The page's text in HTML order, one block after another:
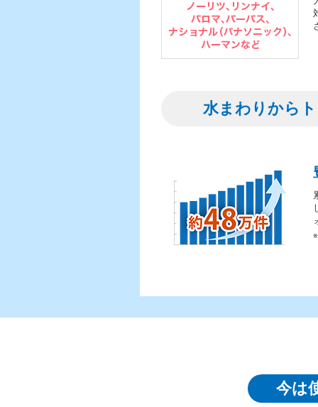
水まわりから
今は